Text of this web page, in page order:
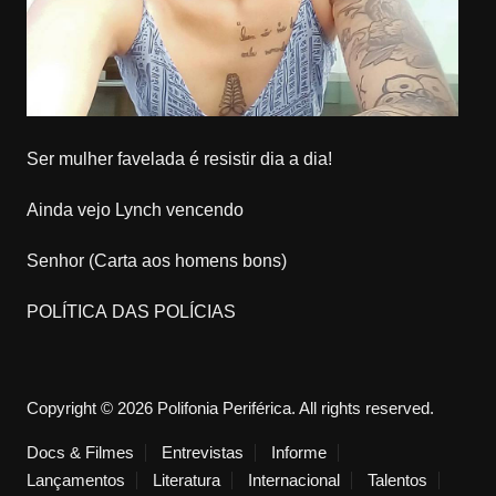
Ser mulher favelada é resistir dia a dia!
Ainda vejo Lynch vencendo
Senhor (Carta aos homens bons)
POLÍTICA DAS POLÍCIAS
Copyright © 2026 Polifonia Periférica. All rights reserved.
Docs & Filmes Entrevistas
Informe
Lançamentos
Literatura Internacional Talentos